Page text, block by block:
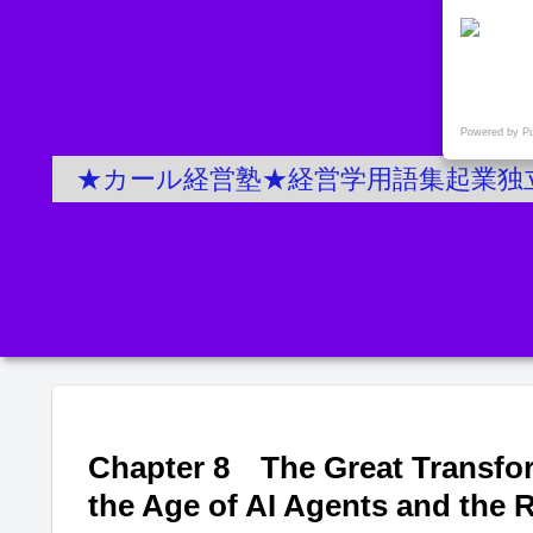
★カール経営塾★経営学用語集起業独
Chapter 8 The Great
the Age of AI Agents and the
Powered by